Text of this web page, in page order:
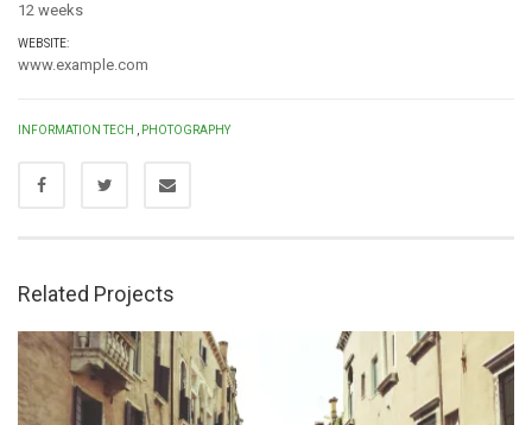
12 weeks
WEBSITE:
www.example.com
INFORMATION TECH PHOTOGRAPHY
Related Projects